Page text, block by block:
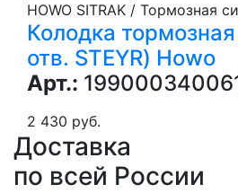
HOWO SITRAK / Тормозная
Колодка
отв. STEYR) Howo
Арт.:
2 430 руб.
Доставка
по всей России